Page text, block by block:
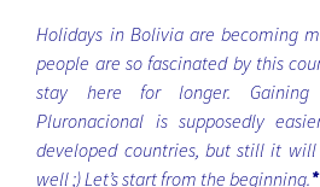
Holidays in Bolivia are becoming
people are so fascinated by this
stay here for longer. Gaining
Pluronacional is supposedly
developed countries, but still it
well ;) Let’s start from the beginning.*